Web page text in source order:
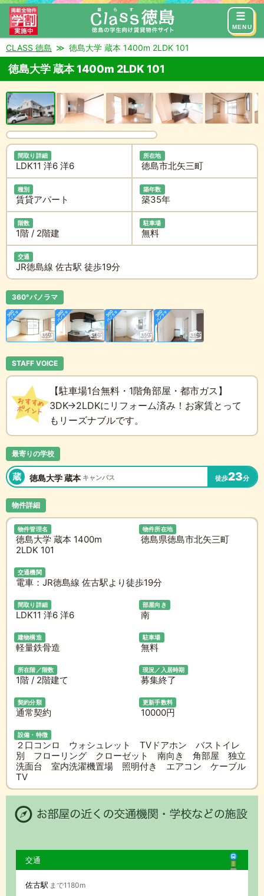
MENU
来店予約 お問い合わせ
CLASS 徳島 徳島大学 蔵本 1400m 2LDK 101
徳島大学 蔵本 1400m 2LDK 101
間取り詳細
LDK11 洋6 洋6
所在地
徳島市北矢三町
種別
賃貸アパート
築年数
築35年
階数
1階 / 2階建
駐車場
無料
交通
JR徳島線 佐古駅 徒歩19分
360°パノラマ
STAFF VOICE
【駐車場1台無料・1階角部屋・都市ガス】
3DK→2LDKにリフォーム済み！お家賃とって
もリーズナブルです。
最寄りの学校
蔵 徳島大学 蔵本 キャンパス 徒歩23分
物件詳細
物件管理名
徳島大学 蔵本 1400m
2LDK 101
物件所在地
徳島県徳島市北矢三町
交通機関
電車：JR徳島線 佐古駅より徒歩19分
間取り詳細
LDK11 洋6 洋6
部屋向き
南
建物構造
軽量鉄骨造
駐車場
無料
所在階／階数
1階 / 2階建て
現況／入居時期
募集終了
契約分類
通常契約
更新手数料
10000円
設備・特徴
２口コンロ ウォシュレット TVドアホン バストイレ
別 フローリング クローゼット 南向き 角部屋 独立
洗面台 室内洗濯機置場 照明付き エアコン ケーブル
TV
交通
佐古駅 まで1180m